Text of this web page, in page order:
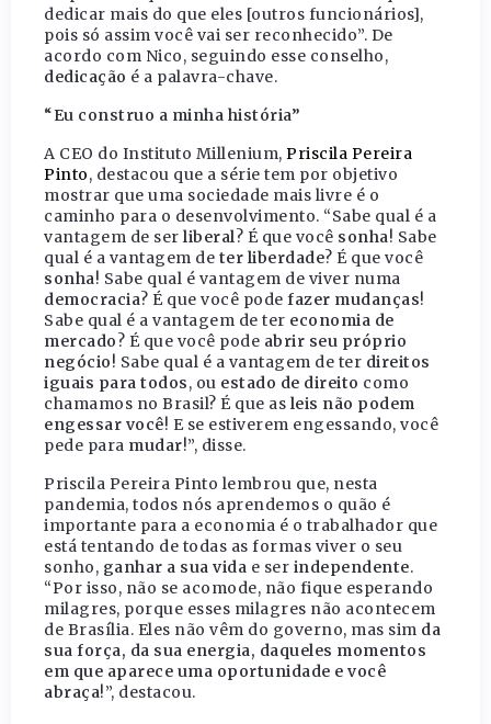
dedicar mais do que eles [outros funcionários],
pois só assim você vai ser reconhecido”. De
acordo com Nico, seguindo esse conselho,
dedicação é a palavra-chave.
“Eu construo a minha história”
A CEO do Instituto Millenium, Priscila Pereira
Pinto, destacou que a série tem por objetivo
mostrar que uma sociedade mais livre é o
caminho para o desenvolvimento. “Sabe qual é a
vantagem de ser liberal? É que você sonha! Sabe
qual é a vantagem de ter liberdade? É que você
sonha! Sabe qual é vantagem de viver numa
democracia? É que você pode fazer mudanças!
Sabe qual é a vantagem de ter economia de
mercado ? É que você pode abrir seu próprio
negócio! Sabe qual é a vantagem de ter direitos
iguais para todos, ou estado de direito como
chamamos no Brasil? É que as leis não podem
engessar você! E se estiverem engessando, você
pede para mudar!”, disse.
Priscila Pereira Pinto lembrou que, nesta
pandemia, todos nós aprendemos o quão é
importante para a economia é o trabalhador que
está tentando de todas as formas viver o seu
sonho, ganhar a sua vida e ser independente.
“Por isso, não se acomode, não fique esperando
milagres, porque esses milagres não acontecem
de Brasília. Eles não vêm do governo, mas sim da
sua força, da sua energia, daqueles momentos
em que aparece uma oportunidade e você
abraça!”, destacou.